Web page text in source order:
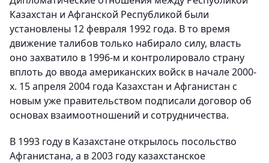
Казахстан и Афганской Республикой были
установлены 12 февраля 1992 года. В то время
движение талибов только набирало силу, власть
оно захватило в 1996-м и контролировало страну
вплоть до ввода американских войск в начале 2000-
х. 15 апреля 2004 года Казахстан и Афганистан с
новым уже правительством подписали договор об
основах взаимоотношений и сотрудничества.
В 1993 году в Казахстане открылось посольство
Афганистана, а в 2003 году казахстанское